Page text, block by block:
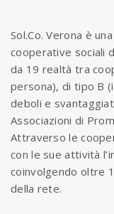
Sol.Co. Verona è
cooperative sociali
da 19 realtà tra
persona), di tipo B
deboli e
Associazioni di
Attraverso le
con le sue attività
coinvolgendo oltre
della rete.